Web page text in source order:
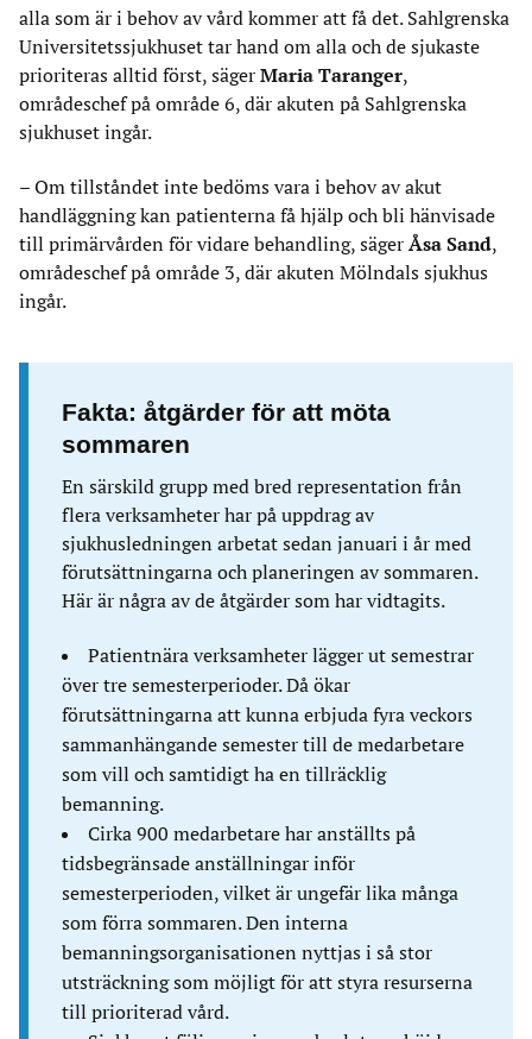
alla som är i behov av vård kommer att få det. Sahlgrenska
Universitetssjukhuset tar hand om alla och de sjukaste
prioriteras alltid först, säger Maria Taranger,
områdeschef på område 6, där akuten på Sahlgrenska
sjukhuset ingår.
– Om tillståndet inte bedöms vara i behov av akut
handläggning kan patienterna få hjälp och bli hänvisade
till primärvården för vidare behandling, säger Åsa Sand,
områdeschef på område 3, där akuten Mölndals sjukhus
ingår.
Fakta: åtgärder för att möta
sommaren
En särskild grupp med bred representation från
flera verksamheter har på uppdrag av
sjukhusledningen arbetat sedan januari i år med
förutsättningarna och planeringen av sommaren.
Här är några av de åtgärder som har vidtagits.
Patientnära verksamheter lägger ut semestrar
över tre semesterperioder. Då ökar
förutsättningarna att kunna erbjuda fyra veckors
sammanhängande semester till de medarbetare
som vill och samtidigt ha en tillräcklig
bemanning.
Cirka 900 medarbetare har anställts på
tidsbegränsade anställningar inför
semesterperioden, vilket är ungefär lika många
som förra sommaren. Den interna
bemanningsorganisationen nyttjas i så stor
utsträckning som möjligt för att styra resurserna
till prioriterad vård.